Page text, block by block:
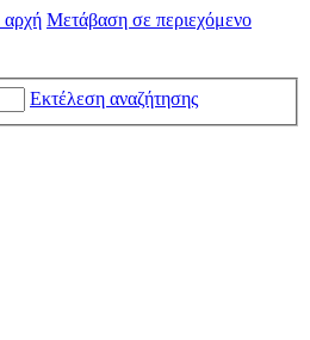
αρχή Μετάβαση σε περιεχόμενο
Εκτέλεση αναζήτησης